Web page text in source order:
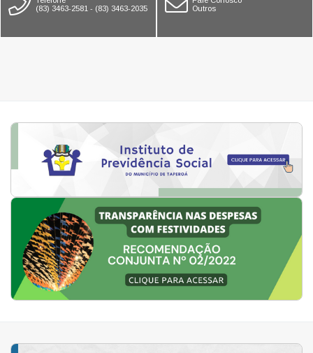
(83) 3463-2581 - (83) 3463-2035
Outros